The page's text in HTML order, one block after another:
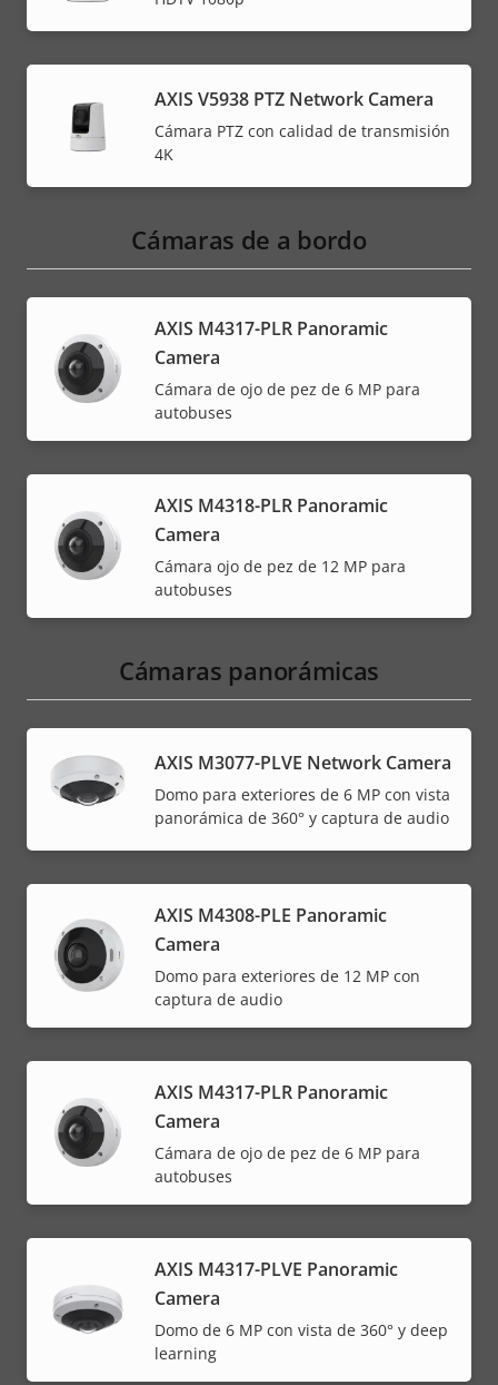
AXIS V5938 PTZ Network Camera
Cámara PTZ con calidad de transmisión
4K
Cámaras de a bordo
AXIS M4317-PLR Panoramic
Camera
Cámara de ojo de pez de 6 MP para
autobuses
AXIS M4318-PLR Panoramic
Camera
Cámara ojo de pez de 12 MP para
autobuses
Cámaras panorámicas
AXIS M3077-PLVE Network Camera
Domo para exteriores de 6 MP con vista
panorámica de 360° y captura de audio
AXIS M4308-PLE Panoramic
Camera
Domo para exteriores de 12 MP con
captura de audio
AXIS M4317-PLR Panoramic
Camera
Cámara de ojo de pez de 6 MP para
autobuses
AXIS M4317-PLVE Panoramic
Camera
Domo de 6 MP con vista de 360° y deep
learning